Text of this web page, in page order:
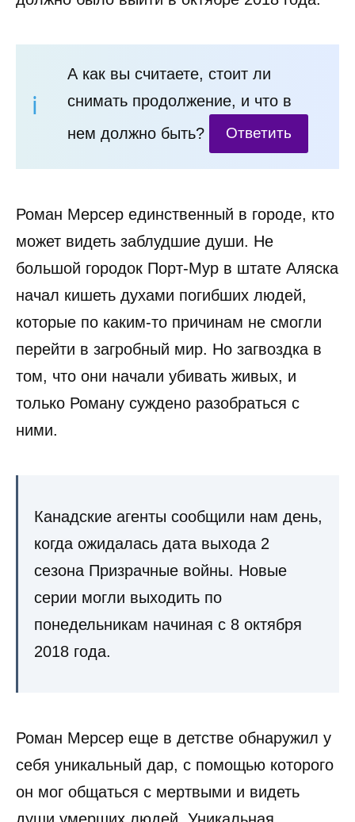
А как вы считаете, стоит ли
снимать продолжение, и что в
нем должно быть?
Ответить
Роман Мерсер единственный в городе, кто
может видеть заблудшие души. Не
большой городок Порт-Мур в штате Аляска
начал кишеть духами погибших людей,
которые по каким-то причинам не смогли
перейти в загробный мир. Но загвоздка в
том, что они начали убивать живых, и
только Роману суждено разобраться с
ними.
Канадские агенты сообщили нам день,
когда ожидалась дата выхода 2
сезона Призрачные войны. Новые
серии могли выходить по
понедельникам начиная с 8 октября
2018 года.
Роман Мерсер еще в детстве обнаружил у
себя уникальный дар, с помощью которого
он мог общаться с мертвыми и видеть
души умерших людей. Уникальная